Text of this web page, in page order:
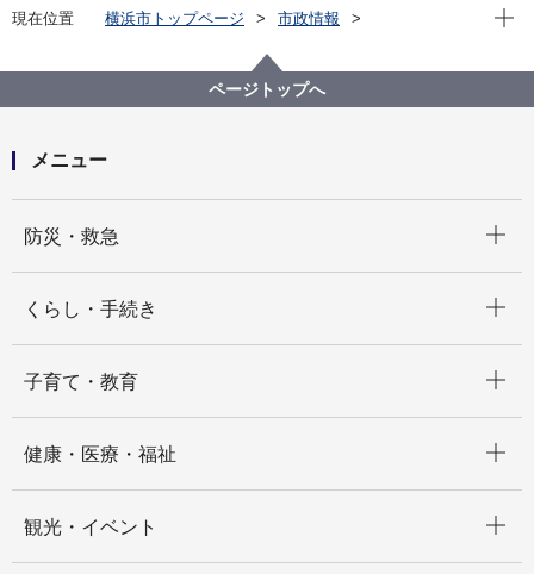
現在位置 横浜市トップページ
市政情報
統計データをさがす（分野から）
７－２ 信用保証の状況
現在
ページトップへ
メニュー
防災・救急
くらし・手続き
子育て・教育
健康・医療・福祉
観光・イベント